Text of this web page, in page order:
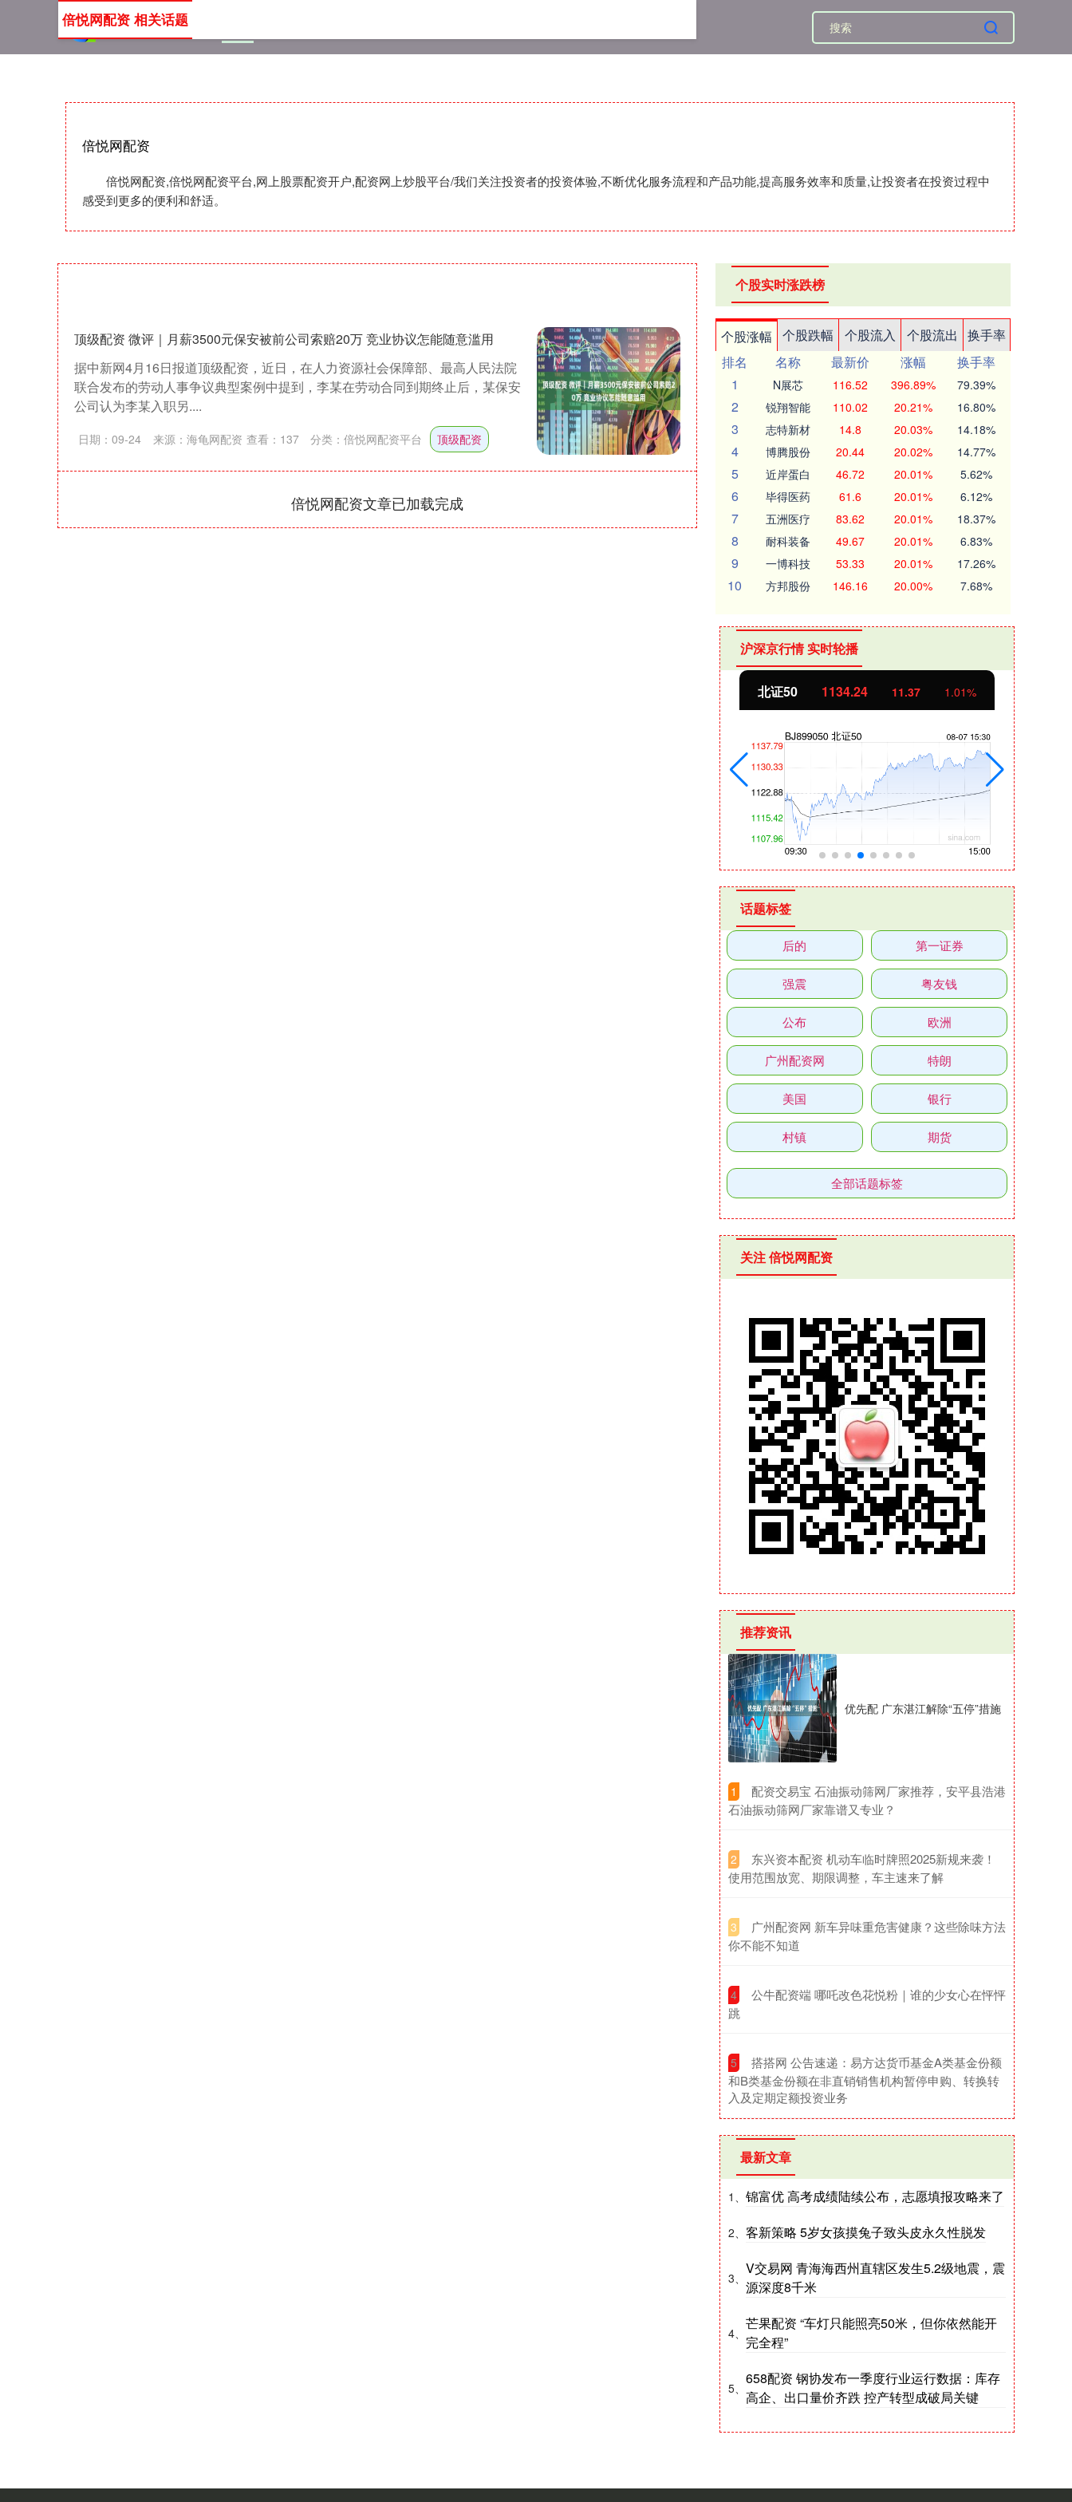
倍悦网配资
倍悦网配资,倍悦网配资平台,网上股票配资开户,配资网上炒股平台/我们关注投资者的投资体验,不断优化服务流程和产品功能,提高服务效率和质量,让投资者在投资过程中
感受到更多的便利和舒适。
倍悦网配资 相关话题
顶级配资 微评｜月薪3500元保安被前公司索赔20万 竞业协议怎能随意滥用
据中新网4月16日报道顶级配资，近日，在人力资源社会保障部、最高人民法院
联合发布的劳动人事争议典型案例中提到，李某在劳动合同到期终止后，某保安
公司认为李某入职另....
日期：09-24 来源：海龟网配资 查看： 137 分类： 倍悦网配资平台 顶级配资
倍悦网配资文章已加载完成
个股实时涨跌榜
个股涨幅 个股跌幅 个股流入 个股流出
换手率
排名
名称 最新价 涨幅
换手率
1
N展芯 116.52 396.89% 79.39%
2 锐翔智能 110.02 20.21% 16.80%
3 志特新材 14.8 20.03% 14.18%
4 博腾股份 20.44 20.02% 14.77%
5 近岸蛋白 46.72 20.01% 5.62%
6 毕得医药 61.6 20.01% 6.12%
7 五洲医疗 83.62 20.01% 18.37%
8 耐科装备 49.67 20.01% 6.83%
9 一博科技 53.33 20.01% 17.26%
10 方邦股份 146.16 20.00% 7.68%
沪深京行情 实时轮播
北证50 1134.24 11.37 1.01%
话题标签
后的 第一证券
强震 粤友钱
公布 欧洲
广州配资网 特朗
美国 银行
村镇 期货
全部话题标签
关注 倍悦网配资
推荐资讯
优先配 广东湛江解除“五停”措施
1
​配资交易宝 石油振动筛网厂家推荐，安平县浩港
石油振动筛网厂家靠谱又专业？
2
​东兴资本配资 机动车临时牌照2025新规来袭！
使用范围放宽、期限调整，车主速来了解
3
​广州配资网 新车异味重危害健康？这些除味方法
你不能不知道
4
​公牛配资端 哪吒改色花悦粉｜谁的少女心在怦怦
跳
5
​搭搭网 公告速递：易方达货币基金A类基金份额
和B类基金份额在非直销销售机构暂停申购、转换转
入及定期定额投资业务
最新文章
1、 锦富优 高考成绩陆续公布，志愿填报攻略来了
2、 客新策略 5岁女孩摸兔子致头皮永久性脱发
3、
V交易网 青海海西州直辖区发生5.2级地震，震
源深度8千米
4、
芒果配资 “车灯只能照亮50米，但你依然能开
完全程”
5、
658配资 钢协发布一季度行业运行数据：库存
高企、出口量价齐跌 控产转型成破局关键